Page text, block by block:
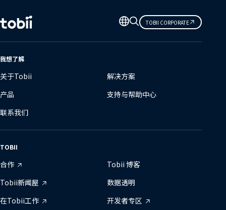
更
改
语
TOBII CORPORATE
我想了解
关于Tobii
解决方案
产品
支持与帮助中心
联系我们
TOBII
合作
Tobii 博客
Tobii新闻屋
数据透明
在Tobii工作
开发者专区